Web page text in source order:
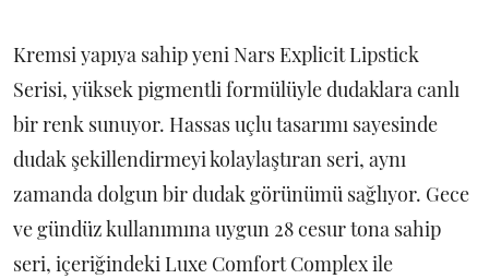
Kremsi yapıya sahip yeni Nars Explicit Lipstick
Serisi, yüksek pigmentli formülüyle dudaklara canlı
bir renk sunuyor. Hassas uçlu tasarımı sayesinde
dudak şekillendirmeyi kolaylaştıran seri, aynı
zamanda dolgun bir dudak görünümü sağlıyor. Gece
ve gündüz kullanımına uygun 28 cesur tona sahip
seri, içeriğindeki Luxe Comfort Complex ile